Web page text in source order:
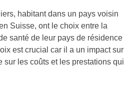
habitant dans un pays voisin
Suisse, ont le choix entre la
santé de leur pays de résidence
est crucial car il a un impact sur
sur les coûts et les prestations qui